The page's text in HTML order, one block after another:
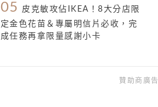
05
皮克敏攻佔IKEA！8大分店限
定金色花苗＆專屬明信片必收，完
成任務再拿限量感謝小卡
贊助商廣告